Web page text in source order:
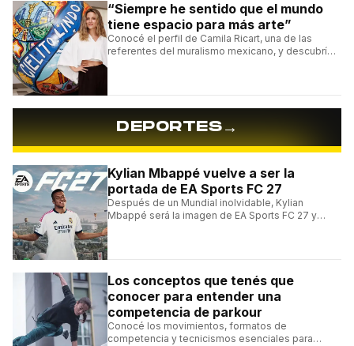
“Siempre he sentido que el mundo
tiene espacio para más arte”
Conocé el perfil de Camila Ricart, una de las
referentes del muralismo mexicano, y descubrí
DEPORTES→
Kylian Mbappé vuelve a ser la
portada de EA Sports FC 27
Después de un Mundial inolvidable, Kylian
Mbappé será la imagen de EA Sports FC 27 y
Los conceptos que tenés que
conocer para entender una
competencia de parkour
Conocé los movimientos, formatos de
competencia y tecnicismos esenciales para